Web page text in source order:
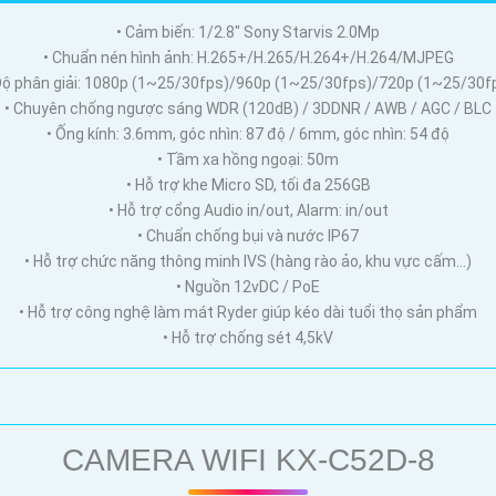
• Cảm biến: 1/2.8″ Sony Starvis 2.0Mp
• Chuẩn nén hình ảnh: H.265+/H.265/H.264+/H.264/MJPEG
phân giải: 1080p (1~25/30fps)/960p (1~25/30fps)/720p (1~25/
• Chuyên chống ngược sáng WDR (120dB) / 3DDNR / AWB / AGC / BLC
• Ống kính: 3.6mm, góc nhìn: 87 độ / 6mm, góc nhìn: 54 độ
• Tầm xa hồng ngoại: 50m
• Hỗ trợ khe Micro SD, tối đa 256GB
• Hỗ trợ cổng Audio in/out, Alarm: in/out
• Chuẩn chống bụi và nước IP67
• Hỗ trợ chức năng thông minh IVS (hàng rào ảo, khu vực cấm…)
• Nguồn 12vDC / PoE
• Hỗ trợ công nghệ làm mát Ryder giúp kéo dài tuổi thọ sản phẩm
• Hỗ trợ chống sét 4,5kV
CAMERA WIFI KX-C52D-8